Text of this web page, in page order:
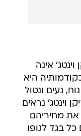
אינה
היא
נעים ונטול
וינטג' נראים
את מחיריהם
בגד לגופו